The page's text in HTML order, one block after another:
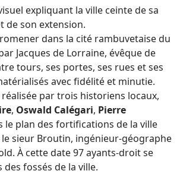
expliquant la ville ceinte de sa
de son extension.
dans la cité rambuvetaise du
Jacques de Lorraine, évêque de
tours, ses portes, ses rues et ses
avec fidélité et minutie.
par trois historiens locaux,
, Oswald Calégari, Pierre
le plan des fortifications de la ville
le sieur Broutin, ingénieur-géographe
À cette date 97 ayants-droit se
fossés de la ville.